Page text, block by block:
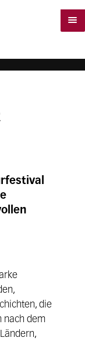
die
nach dem